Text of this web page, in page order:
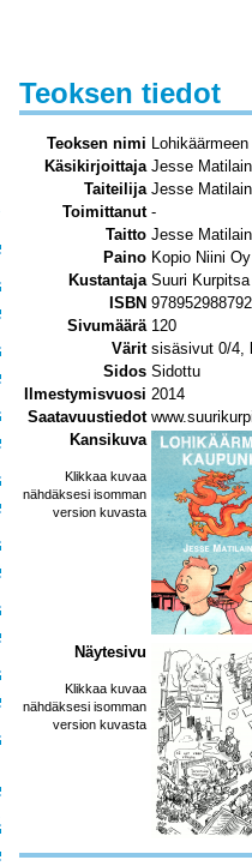
Teoksen tiedot
Teoksen nimi
Käsikirjoittaja Jesse
Taiteilija Jesse
Toimittanut -
Taitto Jesse
Paino Kopio Niini Oy
Kustantaja Suuri Kurpitsa
ISBN
Sivumäärä 120
Värit sisäsivut 0/4,
Sidos Sidottu
Ilmestymisvuosi 2014
Saatavuustiedot
Kansikuva
Klikkaa kuvaa
nähdäksesi isomman
version kuvasta
Näytesivu
Klikkaa kuvaa
nähdäksesi isomman
version kuvasta